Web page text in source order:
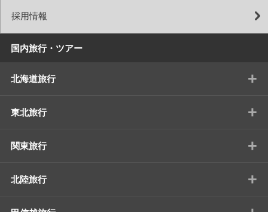
採用情報
国内旅行・ツアー
北海道旅行 +
東北旅行 +
関東旅行 +
北陸旅行 +